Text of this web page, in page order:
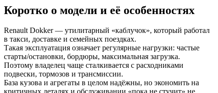
Коротко о модели и её особенностях
Renault Dokker — утилитарный «каблучок», который работал
в такси, доставке и семейных поездках.
Такая эксплуатация означает регулярные нагрузки: частые
старты/остановки, бордюры, максимальная загрузка.
Поэтому владелец чаще сталкивается с расходниками
подвески, тормозов и трансмиссии.
База кузова и агрегаты в целом надёжны, но экономить на